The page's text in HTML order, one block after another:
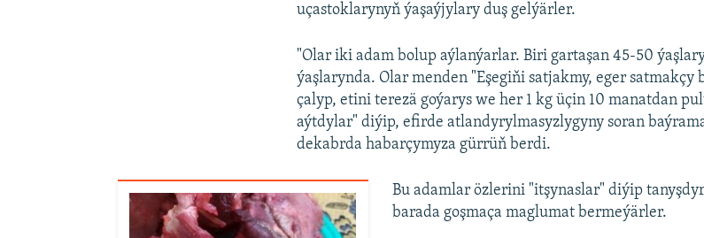
uçastoklarynyň ýaşaýjylary duş gelýärler.
"Olar iki adam bolup aýlanýarlar. Biri gartaşan 45-50
ýaşlarynda. Olar menden "Eşegiňi satjakmy, eger satmakçy
çalyp, etini terezä goýarys we her 1 kg üçin 10 manatdan
aýtdylar" diýip, efirde atlandyrylmasyzlygyny soran
dekabrda habarçymyza gürrüň berdi.
Bu adamlar özlerini "itşynaslar" diýip
barada goşmaça maglumat bermeýärler.